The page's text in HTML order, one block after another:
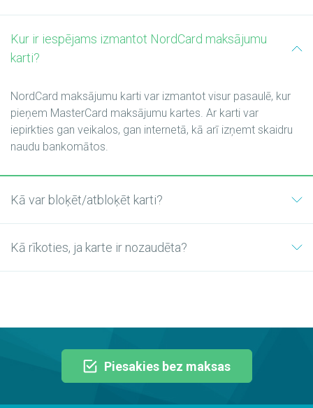
Kur ir iespējams izmantot NordCard maksājumu
karti?
NordCard maksājumu karti var izmantot visur pasaulē, kur
pieņem MasterCard maksājumu kartes. Ar karti var
iepirkties gan veikalos, gan internetā, kā arī izņemt skaidru
naudu bankomātos.
Kā var bloķēt/atbloķēt karti?
Kā rīkoties, ja karte ir nozaudēta?
Piesakies bez maksas